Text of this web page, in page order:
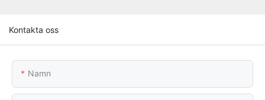
Kontakta oss
Namn